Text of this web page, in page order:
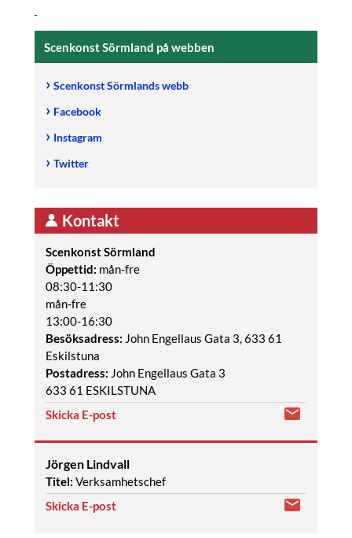
Scenkonst Sörmland på webben
Scenkonst Sörmlands webb
Facebook
Instagram
Twitter
Kontakt
Scenkonst Sörmland
Öppettid: mån-fre
08:30-11:30
mån-fre
13:00-16:30
Besöksadress: John Engellaus Gata 3, 633 61
Eskilstuna
Postadress: John Engellaus Gata 3
633 61 ESKILSTUNA
Skicka E-post
Jörgen Lindvall
Titel: Verksamhetschef
Skicka E-post